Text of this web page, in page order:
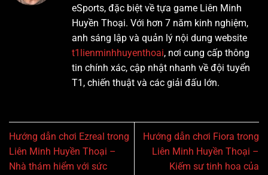
eSports, đặc biệt về tựa game Liên Minh
Huyền Thoại. Với hơn 7 năm kinh nghiệm,
anh sáng lập và quản lý nội dung website
t1lienminhhuyenthoai, nơi cung cấp thông
tin chính xác, cập nhật nhanh về đội tuyển
T1, chiến thuật và các giải đấu lớn.
Hướng dẫn chơi Ezreal trong
Liên Minh Huyền Thoại –
Nhà thám hiểm với sức
Hướng dẫn chơi Fiora trong
Liên Minh Huyền Thoại –
Kiếm sư tinh hoa của